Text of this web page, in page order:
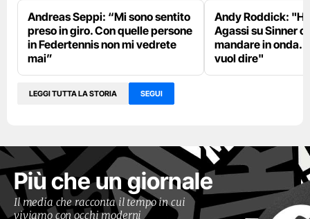
Andreas Seppi: “Mi sono sentito
preso in giro. Con quelle persone
in Federtennis non mi vedrete
mai”
Andy Roddick:
Agassi su Sinner
mandare in onda.
vuol dire"
LEGGI TUTTA LA STORIA SEGUI
Più che un giornale
Il media che racconta il tempo in cui
viviamo con occhi moderni